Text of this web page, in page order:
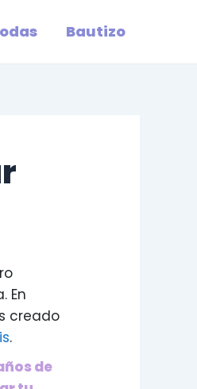
Bautizo
En
creado
.
de